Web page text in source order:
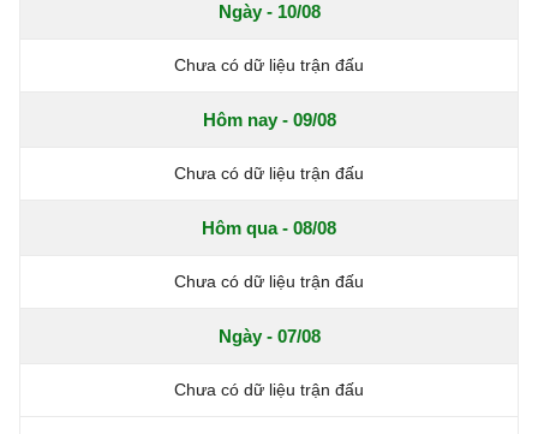
Ngày - 10/08
Chưa có dữ liệu trận đấu
Hôm nay - 09/08
Chưa có dữ liệu trận đấu
Hôm qua - 08/08
Chưa có dữ liệu trận đấu
Ngày - 07/08
Chưa có dữ liệu trận đấu